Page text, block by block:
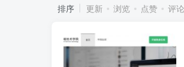
排序 更新 浏览 点赞 评论